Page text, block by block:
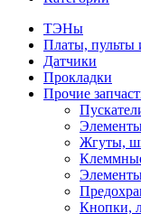
ТЭНы
Платы, пульты
Датчики
Прокладки
Прочие
Жгуты,
Кнопки,